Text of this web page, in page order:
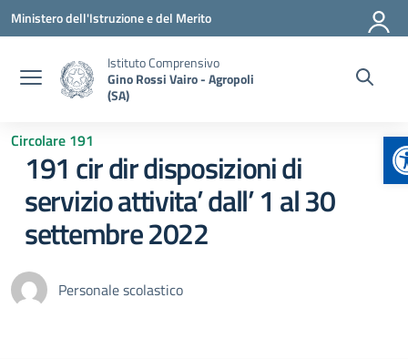
Vai ai contenuti
Vai al menu di navigazione
Vai al footer
Ministero dell'Istruzione e del Merito
Istituto Comprensivo
Gino Rossi Vairo - Agropoli
(SA)
Circolare 191
191 cir dir disposizioni di
servizio attivita’ dall’ 1 al 30
settembre 2022
Personale scolastico